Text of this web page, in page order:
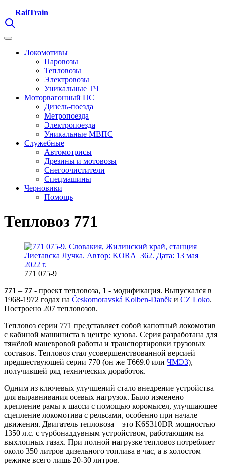
RailTrain
Локомотивы
Паровозы
Тепловозы
Электровозы
Уникальные ТЧ
Моторвагонный ПС
Дизель-поезда
Метропоезда
Электропоезда
Уникальные МВПС
Служебные
Автомотрисы
Дрезины и мотовозы
Снегоочистители
Спецмашины
Черновики
Помощь
Тепловоз 771
771 075-9
771 – 77 - проект тепловоза, 1 - модификация. Выпускался в
1968-1972 годах на Českomoravská Kolben-Daněk и CZ Loko.
Построено 207 тепловозов.
Тепловоз серии 771 представляет собой капотный локомотив
с кабиной машиниста в центре кузова. Серия разработана для
тяжёлой маневровой работы и транспортировки грузовых
составов. Тепловоз стал усовершенствованной версией
предшествующей серии 770 (он же T669.0 или ЧМЭ3),
получившей ряд технических доработок.
Одним из ключевых улучшений стало внедрение устройства
для выравнивания осевых нагрузок. Было изменено
крепление рамы к шасси с помощью коромысел, улучшающее
сцепление локомотива с рельсами, особенно при начале
движения. Двигатель тепловоза – это K6S310DR мощностью
1350 л.с. с турбонаддувным устройством, работающим на
выхлопных газах. При полной нагрузке тепловоз потребляет
около 350 литров дизельного топлива в час, а в холостом
режиме всего лишь 20-30 литров.